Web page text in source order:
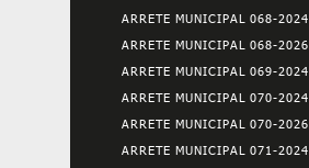
ARRETE MUNICIPAL 068-2024
ARRETE MUNICIPAL 068-2026
ARRETE MUNICIPAL 069-2024
ARRETE MUNICIPAL 070-2024
ARRETE MUNICIPAL 070-2026
ARRETE MUNICIPAL 071-2024